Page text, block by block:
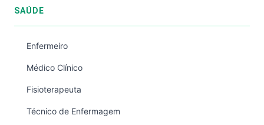
SAÚDE
Enfermeiro
Médico Clínico
Fisioterapeuta
Técnico de Enfermagem